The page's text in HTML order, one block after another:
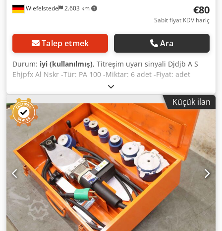
Wiefelstede 2.603 km €80
Sabit fiyat KDV hariç
Talep etmek Ara
Durum: iyi (kullanılmış), Titreşim uyarı sinyali Djdjb A S
Ehjpfx Al Nskr -Tür: PA 100 -Miktar: 6 adet -Fiyat: adet
Küçük ilan